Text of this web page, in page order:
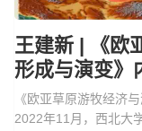
王建新 | 《欧
形成与演变》
《欧亚草原游牧经济
2022年11月，西北大